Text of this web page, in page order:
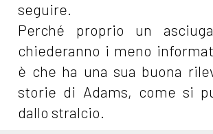
seguire.
Perché proprio un
chiederanno i meno
è che ha una sua buona
storie di Adams, come si
dallo stralcio.